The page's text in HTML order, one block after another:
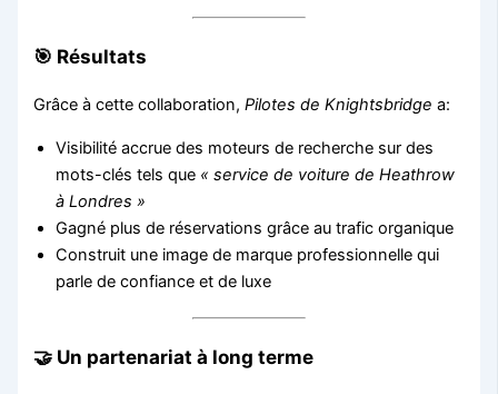
🎯 Résultats
Grâce à cette collaboration,Pilotes de Knightsbridge a:
Visibilité accrue des moteurs de recherche sur des
mots-clés tels que « service de voiture de Heathrow
à Londres »
Gagné plus de réservations grâce au trafic organique
Construit une image de marque professionnelle qui
parle de confiance et de luxe
🤝 Un partenariat à long terme